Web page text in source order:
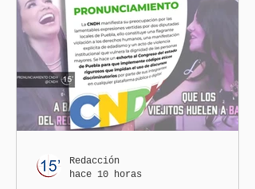
Redacción
hace 10 horas